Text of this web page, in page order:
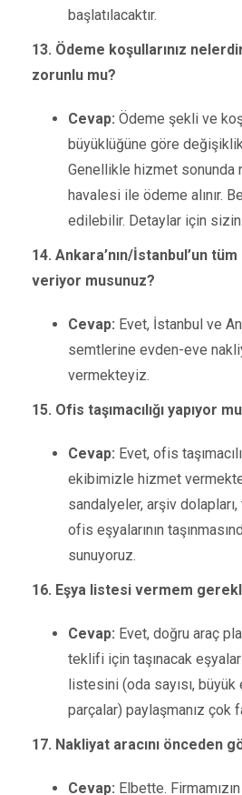
başlatılacaktır.
13. Ödeme koşullarınız
zorunlu mu?
Cevap: Ödeme şekli ve
büyüklüğüne göre
Genellikle hizmet sonunda
havalesi ile ödeme alınır.
edilebilir. Detaylar için
14. Ankara’nın/İstanbul’un
veriyor musunuz?
Cevap: Evet, İstanbul ve
semtlerine evden-eve
vermekteyiz.
15. Ofis taşımacılığı yapıyor
Cevap: Evet, ofis
ekibimizle hizmet
sandalyeler, arşiv
ofis eşyalarının
sunuyoruz.
16. Eşya listesi vermem
Cevap: Evet, doğru araç
teklifi için taşınacak
listesini (oda sayısı, büyük
parçalar) paylaşmanız çok
17. Nakliyat aracını önceden
Cevap: Elbette.